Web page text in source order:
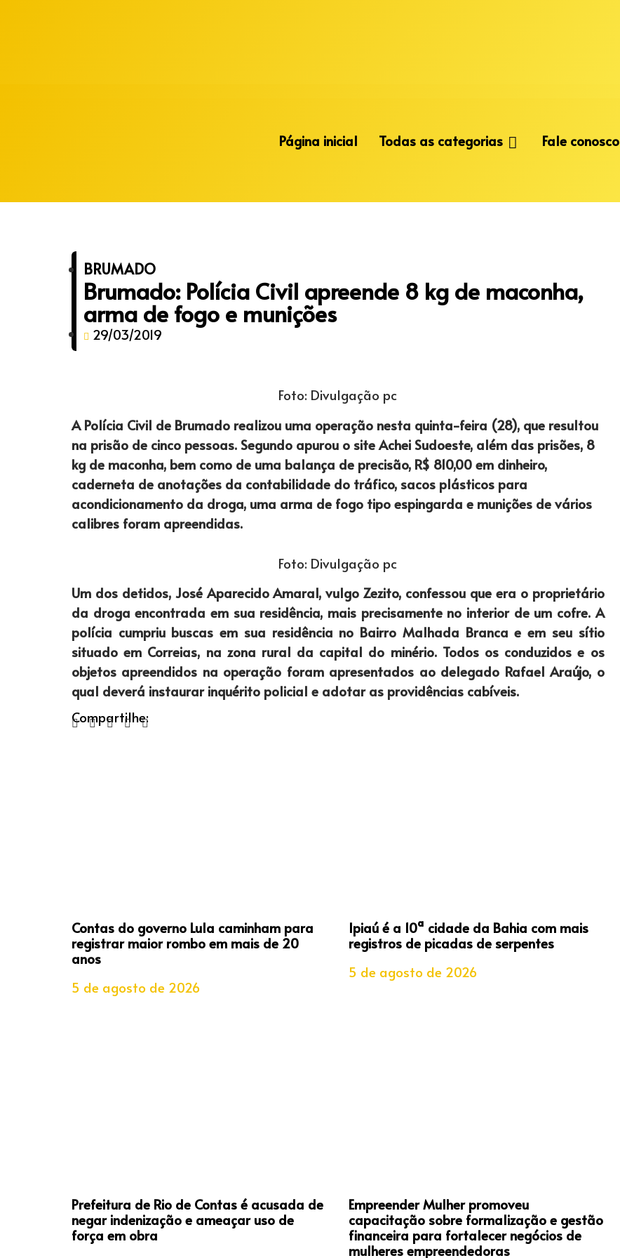
Página inicial Todas as categorias Fale conosco
BRUMADO
Brumado: Polícia Civil apreende 8 kg de maconha,
arma de fogo e munições
29/03/2019
Foto: Divulgação pc
A Polícia Civil de Brumado realizou uma operação nesta quinta-feira (28), que resultou
na prisão de cinco pessoas. Segundo apurou o site Achei Sudoeste, além das prisões, 8
kg de maconha, bem como de uma balança de precisão, R$ 810,00 em dinheiro,
caderneta de anotações da contabilidade do tráfico, sacos plásticos para
acondicionamento da droga, uma arma de fogo tipo espingarda e munições de vários
calibres foram apreendidas.
Foto: Divulgação pc
Um dos detidos, José Aparecido Amaral, vulgo Zezito, confessou que era o proprietário
da droga encontrada em sua residência, mais precisamente no interior de um cofre. A
polícia cumpriu buscas em sua residência no Bairro Malhada Branca e em seu sítio
situado em Correias, na zona rural da capital do minério. Todos os conduzidos e os
objetos apreendidos na operação foram apresentados ao delegado Rafael Araújo, o
qual deverá instaurar inquérito policial e adotar as providências cabíveis.
Compartilhe:
Contas do governo Lula caminham para
registrar maior rombo em mais de 20
anos
5 de agosto de 2026
Ipiaú é a 10ª cidade da Bahia com mais
registros de picadas de serpentes
5 de agosto de 2026
Prefeitura de Rio de Contas é acusada de
negar indenização e ameaçar uso de
força em obra
Empreender Mulher promoveu
capacitação sobre formalização e gestão
financeira para fortalecer negócios de
mulheres empreendedoras